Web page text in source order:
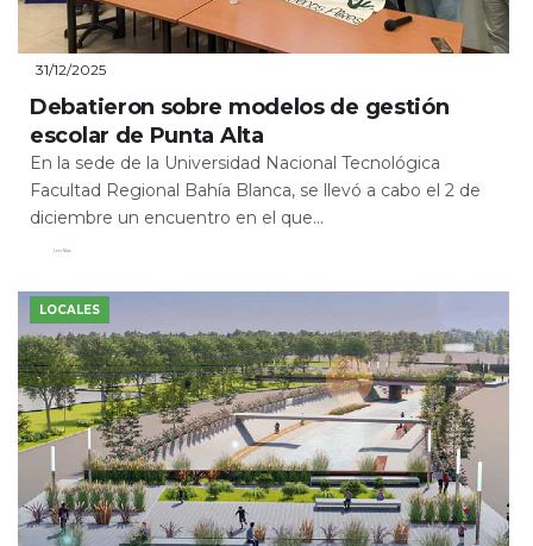
31/12/2025
Debatieron sobre modelos de gestión
escolar de Punta Alta
En la sede de la Universidad Nacional Tecnológica
Facultad Regional Bahía Blanca, se llevó a cabo el 2 de
diciembre un encuentro en el que...
Leer Más
LOCALES